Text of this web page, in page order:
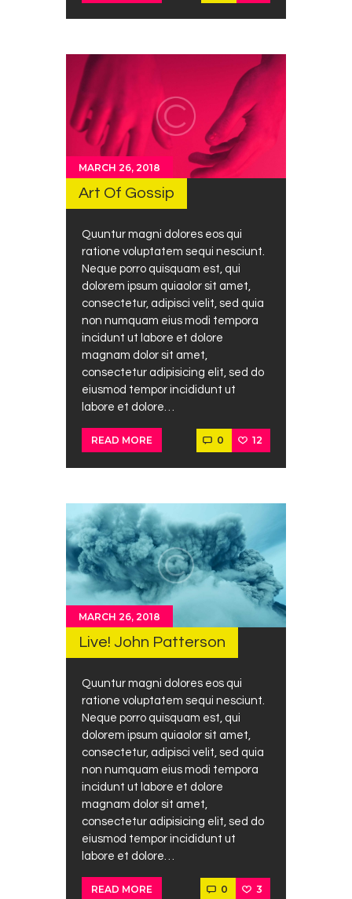
MARCH 26, 2018
Art Of Gossip
Quuntur magni dolores eos qui
ratione voluptatem sequi nesciunt.
Neque porro quisquam est, qui
dolorem ipsum quiaolor sit amet,
consectetur, adipisci velit, sed quia
non numquam eius modi tempora
incidunt ut labore et dolore
magnam dolor sit amet,
consectetur adipisicing elit, sed do
eiusmod tempor incididunt ut
labore et dolore…
READ MORE 0 12
MARCH 26, 2018
Live! John Patterson
Quuntur magni dolores eos qui
ratione voluptatem sequi nesciunt.
Neque porro quisquam est, qui
dolorem ipsum quiaolor sit amet,
consectetur, adipisci velit, sed quia
non numquam eius modi tempora
incidunt ut labore et dolore
magnam dolor sit amet,
consectetur adipisicing elit, sed do
eiusmod tempor incididunt ut
labore et dolore…
READ MORE 0 3